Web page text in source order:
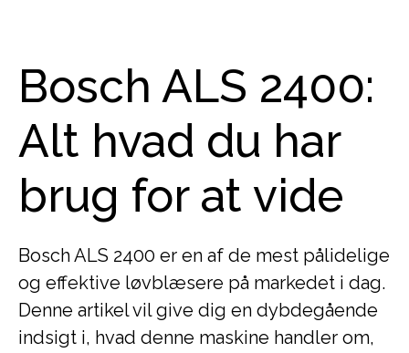
Bosch ALS 2400:
Alt hvad du har
brug for at vide
Bosch ALS 2400 er en af de mest pålidelige
og effektive løvblæsere på markedet i dag.
Denne artikel vil give dig en dybdegående
indsigt i, hvad denne maskine handler om,